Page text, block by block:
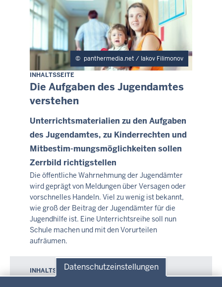
Datenschutzeinstellungen
panthermedia.net / Iakov Filimonov
INHALTSSEITE
Die Aufgaben des Jugendamtes
verstehen
Unterrichtsmaterialien zu den Aufgaben
des Jugendamtes, zu Kinderrechten und
Mitbestim-mungsmöglichkeiten sollen
Zerrbild richtigstellen
Die öffentliche Wahrnehmung der Jugendämter
wird geprägt von Meldungen über Versagen oder
vorschnelles Handeln. Viel zu wenig ist bekannt,
wie groß der Beitrag der Jugendämter für die
Jugendhilfe ist. Eine Unterrichtsreihe soll nun
Schule machen und mit den Vorurteilen
aufräumen.
INHALTSSEITE